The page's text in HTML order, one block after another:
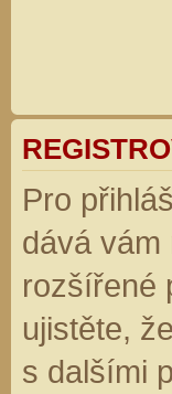
Pro
dává vám
rozšířené
ujistěte,
s dalšími